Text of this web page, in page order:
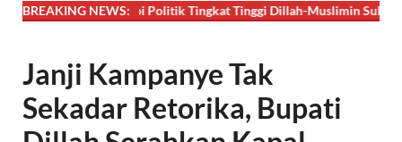
BREAKING NEWS:
DAHSYAT! Lobi Politik Tingkat Tinggi Dillah-Muslimin Sukses
Janji Kampanye Tak
Sekadar Retorika, Bupati